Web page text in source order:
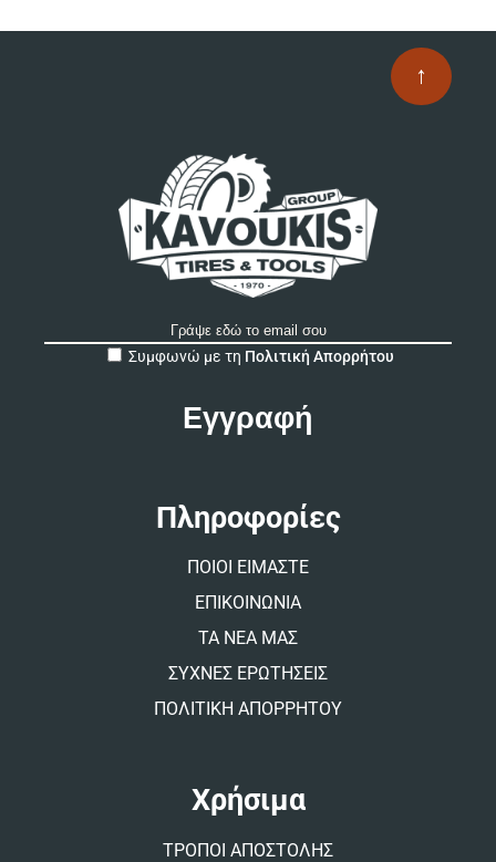
↑
Συμφωνώ με τη Πολιτική Απορρήτου
Πληροφορίες
ΠΟΙΟΙ ΕΙΜΑΣΤΕ
ΕΠΙΚΟΙΝΩΝΙΑ
ΤΑ ΝΕΑ ΜΑΣ
ΣΥΧΝΕΣ ΕΡΩΤΗΣΕΙΣ
ΠΟΛΙΤΙΚΗ ΑΠΟΡΡΗΤΟΥ
Χρήσιμα
ΤΡΟΠΟΙ ΑΠΟΣΤΟΛΗΣ